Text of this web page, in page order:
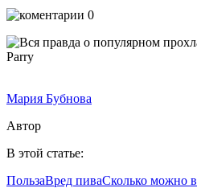
0
Parry
Мария Бубнова
Автор
В этой статье:
ПользаВред пиваСколько можно